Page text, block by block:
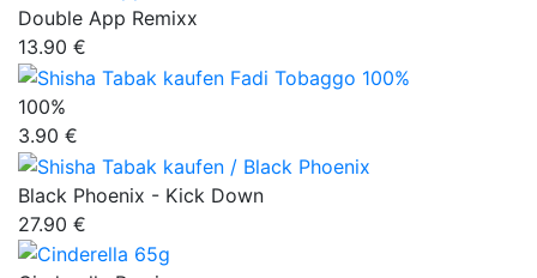
Double App Remixx
13.90 €
100%
3.90 €
Black Phoenix - Kick Down
27.90 €